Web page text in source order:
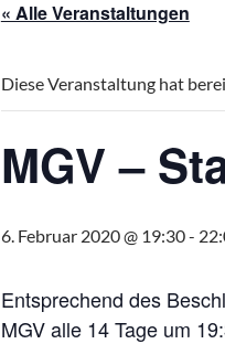
« Alle Veranstaltungen
Diese Veranstaltung hat
MGV –
6. Februar 2020 @ 19:30-
Entsprechend des
MGV alle 14 Tage um